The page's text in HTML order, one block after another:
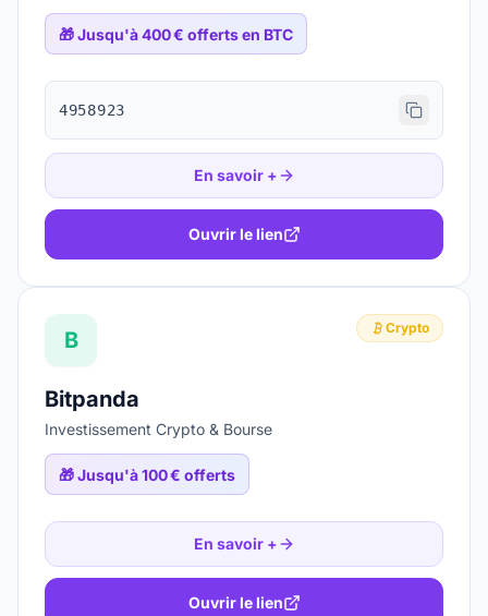
🎁Jusqu'à 400 € offerts en BTC
4958923
En savoir +
Ouvrir le lien
B Crypto
Bitpanda
Investissement Crypto & Bourse
🎁Jusqu'à 100 € offerts
En savoir +
Ouvrir le lien